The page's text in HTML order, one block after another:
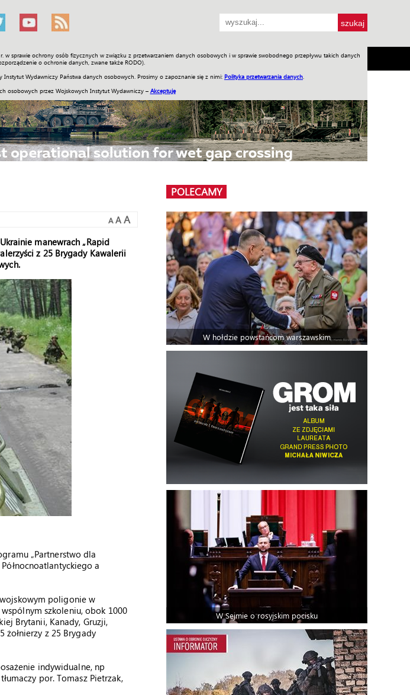
w sprawie ochrony osób fizycznych w związku z przetwarzaniem danych osobowych i w sprawie swobodnego przepływu takich danych
o ochronie danych, zwane także RODO).
Wydawniczy Państwa danych osobowych. Prosimy o zapoznanie się z nimi: Polityka przetwarzania danych
osobowych przez Wojskowych Instytut Wydawniczy – Akceptuję
Historia Galerie Wideo ENGLISH SKLEP Jednodniówki Praca w WIW
A A A
manewrach „Rapid
z 25 Brygady Kawalerii
„Partnerstwo dla
a
poligonie w
szkoleniu, obok 1000
Brytanii, Kanady, Gruzji,
żołnierzy z 25 Brygady
indywidualne, np
por. Tomasz Pietrzak,
POLECAMY
W hołdzie powstańcom warszawskim
W Sejmie o rosyjskim pocisku